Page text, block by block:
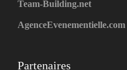
Team-Building.net
AgenceEvenementielle.com
Partenaires